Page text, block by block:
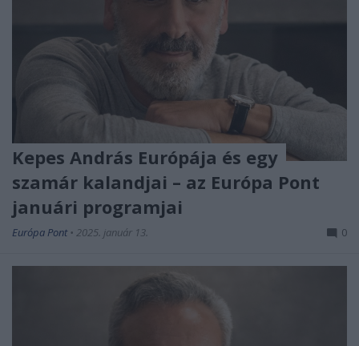
Kepes András Európája és egy
szamár kalandjai – az Európa Pont
januári programjai
Európa Pont • 2025. január 13. 0